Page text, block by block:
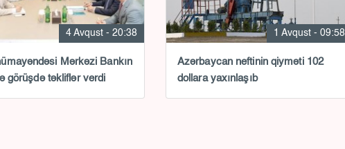
4 Avqust - 20:38
Mərkəzi Bankın
görüşdə təkliflər verdi
1 Avqust - 09:58
Azərbaycan neftinin qiyməti 102
dollara yaxınlaşıb